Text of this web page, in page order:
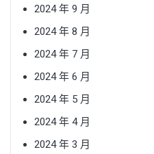
2024 年 9 月
2024 年 8 月
2024 年 7 月
2024 年 6 月
2024 年 5 月
2024 年 4 月
2024 年 3 月